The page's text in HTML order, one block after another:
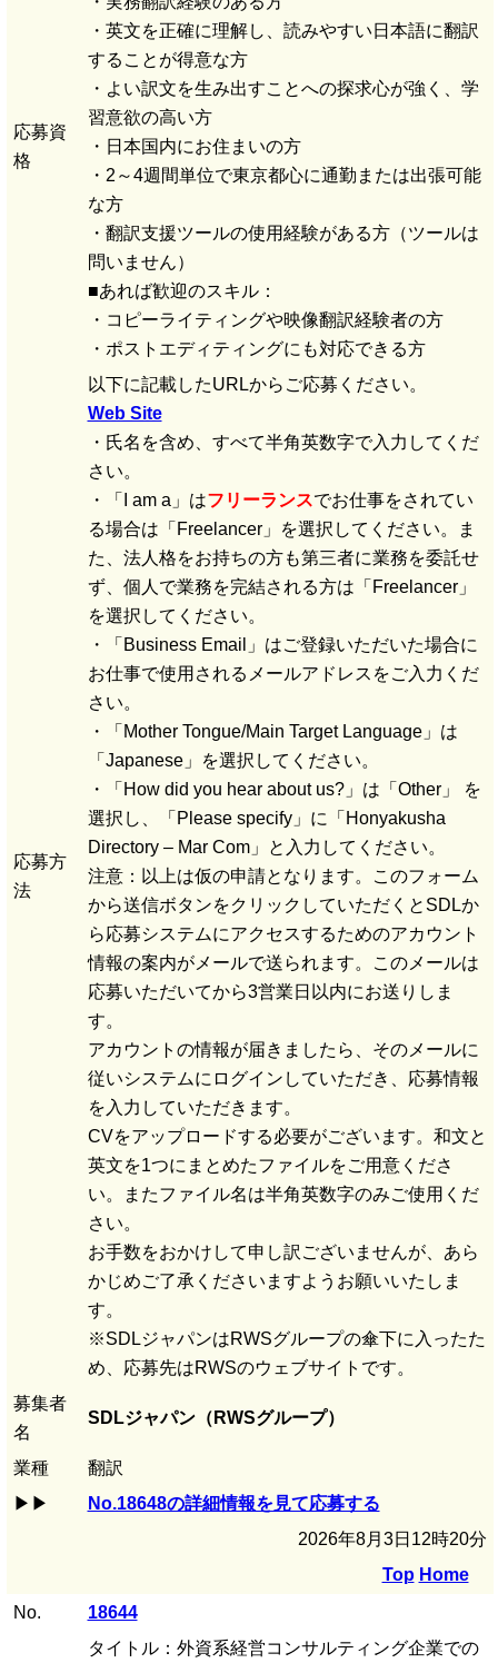
応募資
格
・英文を正確に理解し、読みやすい日本語に翻訳
することが得意な方
・よい訳文を生み出すことへの探求心が強く、学
習意欲の高い方
・日本国内にお住まいの方
・2～4週間単位で東京都心に通勤または出張可能
な方
・翻訳支援ツールの使用経験がある方（ツールは
問いません）
■あれば歓迎のスキル：
・コピーライティングや映像翻訳経験者の方
・ポストエディティングにも対応できる方
応募方
法
以下に記載したURLからご応募ください。
Web Site
・氏名を含め、すべて半角英数字で入力してくだ
さい。
・「I am a」はフリーランスでお仕事をされてい
る場合は「Freelancer」を選択してください。ま
た、法人格をお持ちの方も第三者に業務を委託せ
ず、個人で業務を完結される方は「Freelancer」
を選択してください。
・「Business Email」はご登録いただいた場合に
お仕事で使用されるメールアドレスをご入力くだ
さい。
・「Mother Tongue/Main Target Language」は
「Japanese」を選択してください。
・「How did you hear about us?」は「Other」 を
選択し、「Please specify」に「Honyakusha
Directory – Mar Com」と入力してください。
注意：以上は仮の申請となります。このフォーム
から送信ボタンをクリックしていただくとSDLか
ら応募システムにアクセスするためのアカウント
情報の案内がメールで送られます。このメールは
応募いただいてから3営業日以内にお送りしま
す。
アカウントの情報が届きましたら、そのメールに
従いシステムにログインしていただき、応募情報
を入力していただきます。
CVをアップロードする必要がございます。和文と
英文を1つにまとめたファイルをご用意くださ
い。またファイル名は半角英数字のみご使用くだ
さい。
お手数をおかけして申し訳ございませんが、あら
かじめご了承くださいますようお願いいたしま
す。
※SDLジャパンはRWSグループの傘下に入ったた
め、応募先はRWSのウェブサイトです。
募集者
名
SDLジャパン（RWSグループ）
業種
翻訳
▶▶
No.18648の詳細情報を見て応募する
2026年8月3日12時20分
Top Home
No.
18644
タイトル：外資系経営コンサルティング企業での